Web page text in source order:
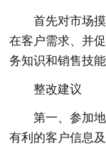
首先对市场
在客户需求、并
务知识和销售技能
整改建议
第一、参加
有利的客户信息及